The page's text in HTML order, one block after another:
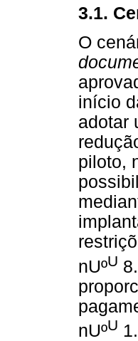
3.1.
O
início
adotar
piloto,
nUºU
nUºU